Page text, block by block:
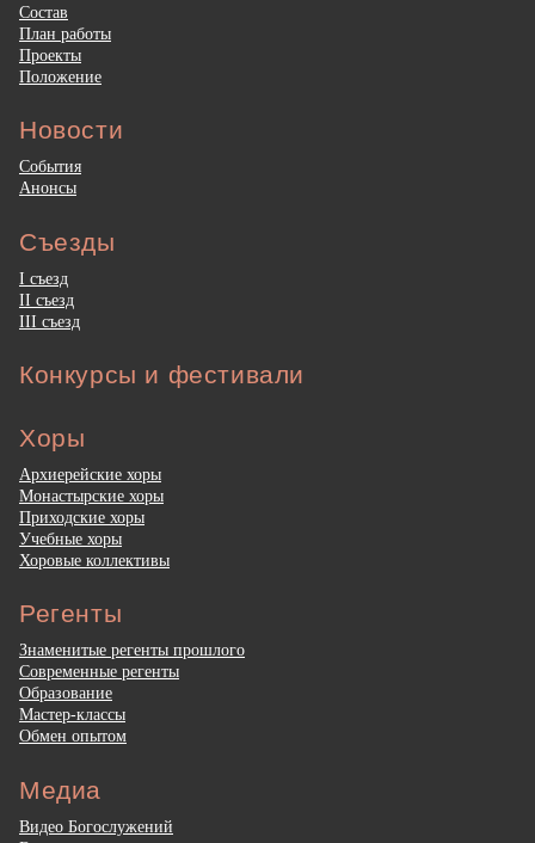
Состав
План работы
Проекты
Положение
Новости
События
Анонсы
Съезды
I съезд
II съезд
III съезд
Конкурсы и фестивали
Хоры
Архиерейские хоры
Монастырские хоры
Приходские хоры
Учебные хоры
Хоровые коллективы
Регенты
Знаменитые регенты прошлого
Современные регенты
Образование
Мастер-классы
Обмен опытом
Медиа
Видео Богослужений